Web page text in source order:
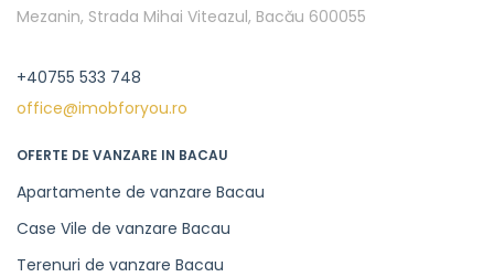
Mezanin, Strada Mihai Viteazul, Bacău 600055
+40755 533 748
office@imobforyou.ro
OFERTE DE VANZARE IN BACAU
Apartamente de vanzare Bacau
Case Vile de vanzare Bacau
Terenuri de vanzare Bacau